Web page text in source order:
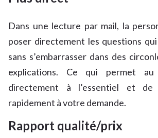
Dans une lecture par mail, la
poser directement les questions
sans s’embarrasser dans des
explications. Ce qui permet au
directement à l’essentiel et de
rapidement à votre demande.
Rapport qualité/prix